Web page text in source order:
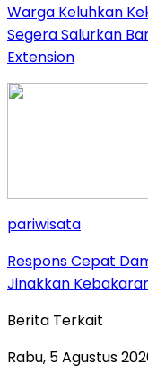
Warga Keluhkan
Segera Salurkan
Extension
pariwisata
Respons Cepat
Jinakkan
Berita Terkait
Rabu, 5 Agustus